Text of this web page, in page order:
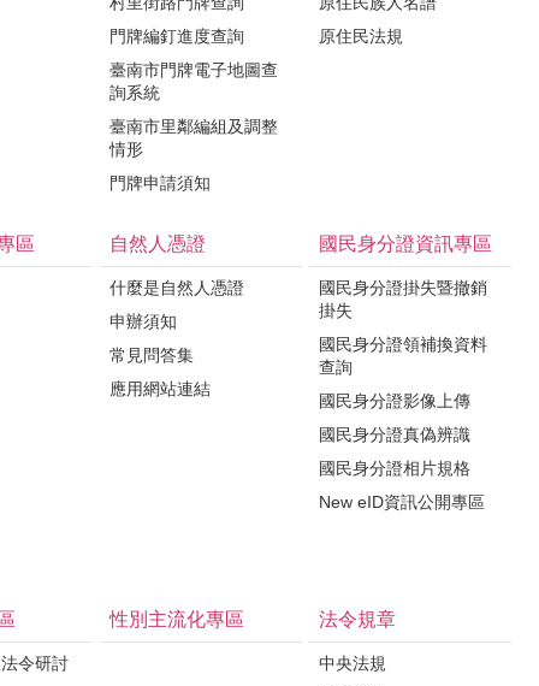
門牌編釘進度查詢
臺南市門牌電子地圖查
詢系統
臺南市里鄰編組及調整
情形
門牌申請須知
原住民法規
區 自然人憑證
什麼是自然人憑證
申辦須知
常見問答集
應用網站連結
國民身分證資訊專區
國民身分證掛失暨撤銷
掛失
國民身分證領補換資料
查詢
國民身分證影像上傳
國民身分證真偽辨識
國民身分證相片規格
New eID資訊公開專區
令研討
性別主流化專區 法令規章
中央法規